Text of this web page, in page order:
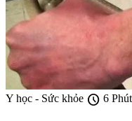
Y học - Sức khỏe schedule 6